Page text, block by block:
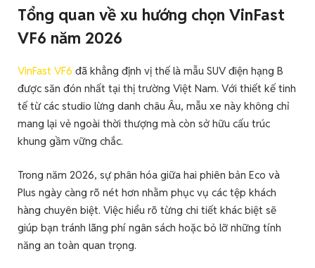
Tổng quan về xu hướng chọn VinFast
VF6 năm 2026
VinFast VF6 đã khẳng định vị thế là mẫu SUV điện hạng B
được săn đón nhất tại thị trường Việt Nam. Với thiết kế tinh
tế từ các studio lừng danh châu Âu, mẫu xe này không chỉ
mang lại vẻ ngoài thời thượng mà còn sở hữu cấu trúc
khung gầm vững chắc.
Trong năm 2026, sự phân hóa giữa hai phiên bản Eco và
Plus ngày càng rõ nét hơn nhằm phục vụ các tệp khách
hàng chuyên biệt. Việc hiểu rõ từng chi tiết khác biệt sẽ
giúp bạn tránh lãng phí ngân sách hoặc bỏ lỡ những tính
năng an toàn quan trọng.